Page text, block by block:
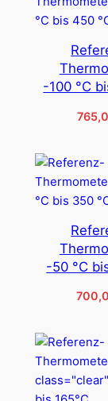
-100 °C
-50 °C